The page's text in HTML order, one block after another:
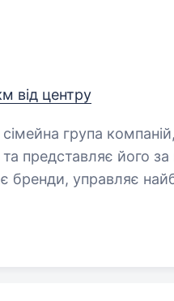
від центру
представляє його
бренди, управляє